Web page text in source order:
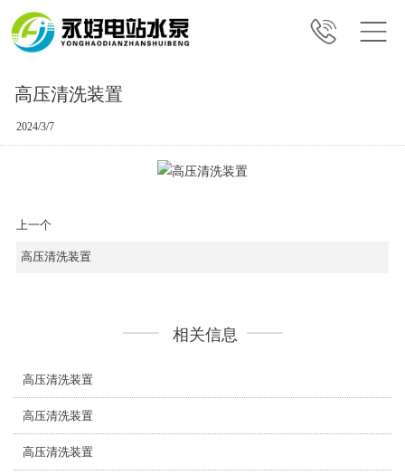
高压清洗装置
2024/3/7
上一个
高压清洗装置
相关信息
高压清洗装置
高压清洗装置
高压清洗装置